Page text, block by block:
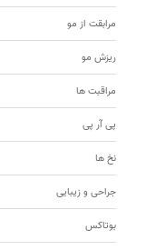
مرابقت از مو
ریزش مو
مراقبت ها
پی آر پی
نخ ها
جراحی و زیبایی
بوتاکس